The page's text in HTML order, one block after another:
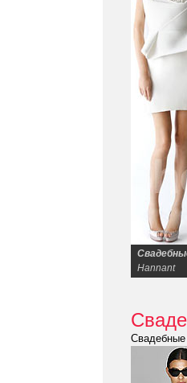
Hannant
Свадебные